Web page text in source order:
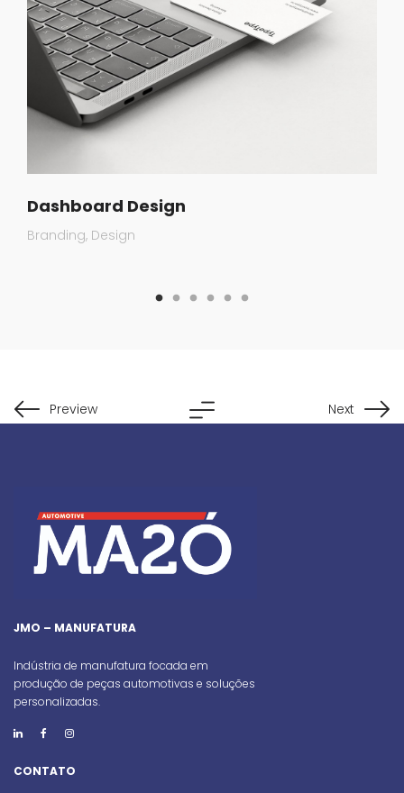
Branding Design
Dashboard Design
Preview Next
JMO – MANUFATURA
Indústria de manufatura focada em
produção de peças automotivas e soluções
personalizadas.
CONTATO